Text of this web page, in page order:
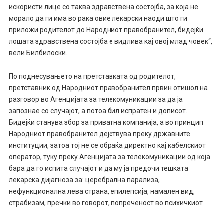
искористи лице со таква здравствена состојба, за која не
морало да ги има во рака овие лекарски наоди што ги
приложи родителот до Народниот правобранител, бидејќи
лошата здравствена состојба е видлива кај овој млад човек“,
вели Билбилоски.
По поднесувањето на претставката од родителот,
претставник од Народниот правобранител првин отишол на
разговор во Агенцијата за телекомуникации за да ја
запознае со случајот, а потоа бил испратен и дописот.
Бидејќи станува збор за приватна компанија, а во принцип
Народниот правобранител дејствува преку државните
институции, затоа тој не се обраќа директно кај кабелскиот
оператор, туку преку Агенцијата за телекомуникации од која
бара да го испита случајот и да му ја предочи тешката
лекарска дијагноза за: церебрална парализа,
нефункционална лева страна, епилепсија, намален вид,
страбизам, пречки во говорот, попреченост во психичкиот